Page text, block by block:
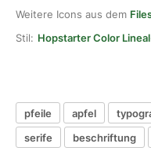
Weitere Icons aus dem
Stil: Hopstarter Color
pfeile apfel
serife
beschriftung